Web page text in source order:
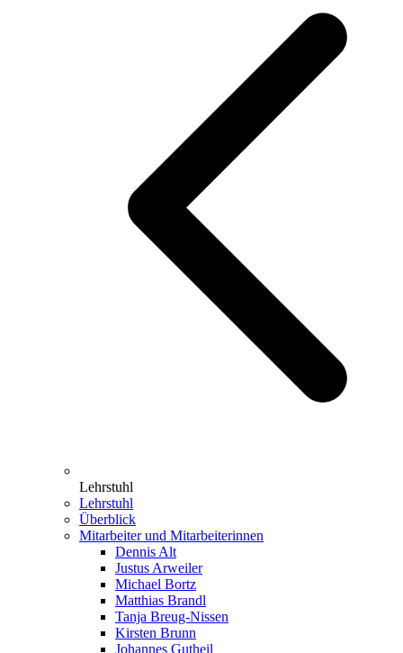
Lehrstuhl
Lehrstuhl
Überblick
Mitarbeiter und Mitarbeiterinnen
Dennis Alt
Justus Arweiler
Michael Bortz
Matthias Brandl
Tanja Breug-Nissen
Kirsten Brunn
Johannes Gutheil